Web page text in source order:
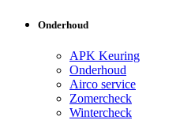
Onderhoud
APK Keuring
Onderhoud
Airco service
Zomercheck
Wintercheck